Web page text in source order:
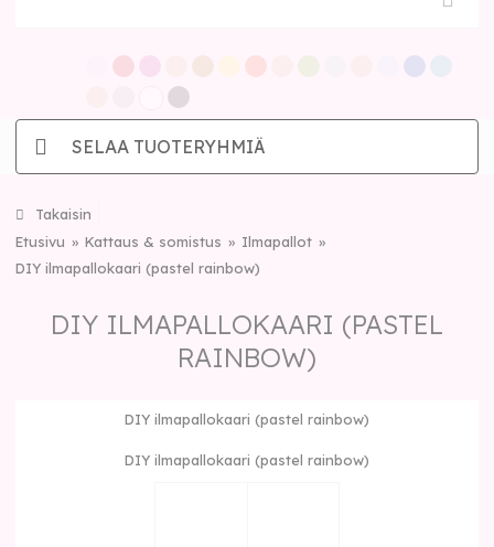
SELAA TUOTERYHMIÄ
Takaisin
Etusivu
Kattaus & somistus
Ilmapallot
DIY ilmapallokaari (pastel rainbow)
DIY ILMAPALLOKAARI (PASTEL
RAINBOW)
DIY ilmapallokaari (pastel rainbow)
DIY ilmapallokaari (pastel rainbow)